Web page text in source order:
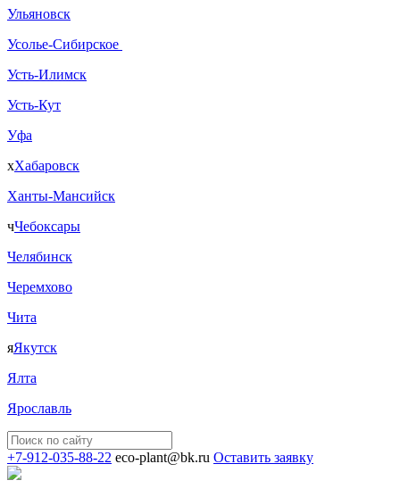
Ульяновск
Усолье-Сибирское
Усть-Илимск
Усть-Кут
Уфа
хХабаровск
Ханты-Мансийск
чЧебоксары
Челябинск
Черемхово
Чита
яЯкутск
Ялта
Ярославль
+7-912-035-88-22 eco-plant@bk.ru Оставить заявку